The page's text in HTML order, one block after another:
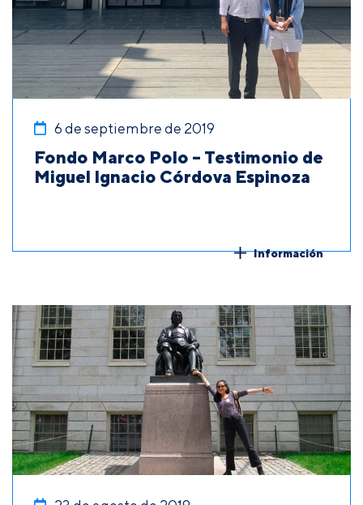
6 de septiembre de 2019
Fondo Marco Polo – Testimonio de
Miguel Ignacio Córdova Espinoza
Información